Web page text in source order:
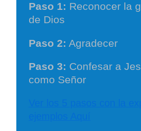
Paso 1: Reconocer la
de Dios
Paso 2: Agradecer
Paso 3: Confesar a
como Señor